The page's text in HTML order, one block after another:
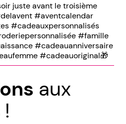
juste avant le troisième
#aventcalendar
#cadeauxpersonnalisés
#famille
#cadeauanniversaire
#cadeauoriginal🎁
aux